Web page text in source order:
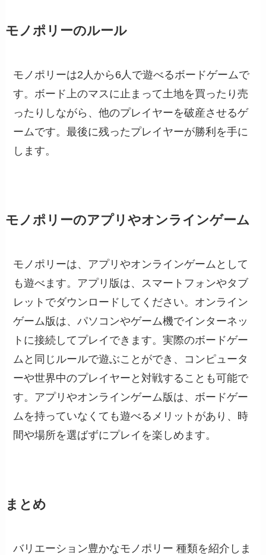
モノポリーのルール
モノポリーは2人から6人で遊べるボードゲームで
す。ボード上のマスに止まって土地を買ったり売
ったりしながら、他のプレイヤーを破産させるゲ
ームです。最後に残ったプレイヤーが勝利を手に
します。
モノポリーのアプリやオンラインゲーム
モノポリーは、アプリやオンラインゲームとして
も遊べます。アプリ版は、スマートフォンやタブ
レットでダウンロードしてください。オンライン
ゲーム版は、パソコンやゲーム機でインターネッ
トに接続してプレイできます。実際のボードゲー
ムと同じルールで遊ぶことができ、コンピュータ
ーや世界中のプレイヤーと対戦することも可能で
す。アプリやオンラインゲーム版は、ボードゲー
ムを持っていなくても遊べるメリットがあり、時
間や場所を選ばずにプレイを楽しめます。
まとめ
バリエーション豊かなモノポリー 種類を紹介しま